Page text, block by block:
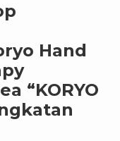
“KORYO HAND
Hand
“KORYO